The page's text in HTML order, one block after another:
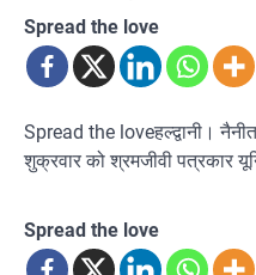
Spread the love
Spread the loveहल्द्वानी।
शुक्रवार को श्रमजीवी पत्रकार
Spread the love